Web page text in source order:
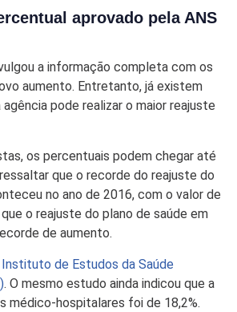
aprovado pela ANS
a informação completa com os
aumento. Entretanto, já existem
pode realizar o maior reajuste
os percentuais podem chegar até
que o recorde do reajuste do
no ano de 2016, com o valor de
o reajuste do plano de saúde em
de aumento.
Instituto de Estudos da Saúde
. O mesmo estudo ainda indicou que a
médico-hospitalares foi de 18,2%.